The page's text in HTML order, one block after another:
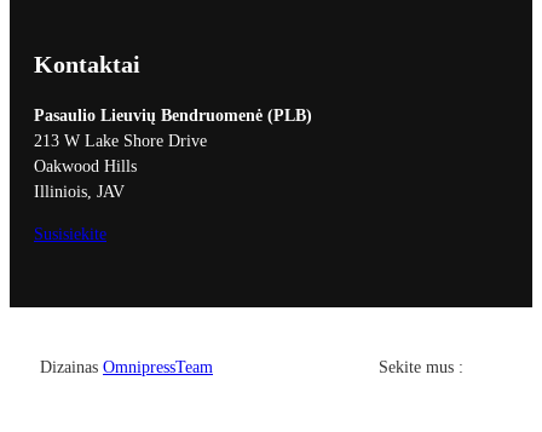
Kontaktai
Pasaulio Lieuvių Bendruomenė (PLB)
213 W Lake Shore Drive
Oakwood Hills
Illiniois, JAV
Susisiekite
Dizainas OmnipressTeam Sekite mus :